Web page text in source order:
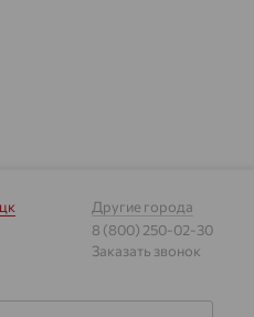
Другие города
8 (800) 250-02-30
Заказать звонок